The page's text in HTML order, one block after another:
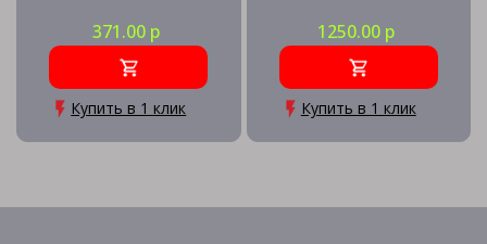
371.00 р
Купить в 1 клик
1250.00 р
Купить в 1 клик